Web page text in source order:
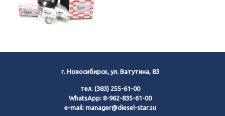
г. Новосибирск, ул. Ватутина, 83
тел. (383) 255-61-00
WhatsApp: 8-962-835-61-00
e-mail: manager@diesel-star.su